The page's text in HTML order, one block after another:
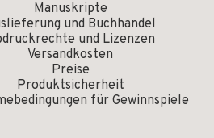
Manuskripte
und Buchhandel
und Lizenzen
Versandkosten
Preise
Produktsicherheit
für Gewinnspiele